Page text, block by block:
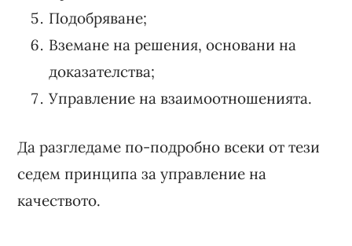
Подобряване;
Вземане на решения, основани на
доказателства;
Управление на взаимоотношенията.
Да разгледаме по-подробно всеки от тези
седем принципа за управление на
качеството.